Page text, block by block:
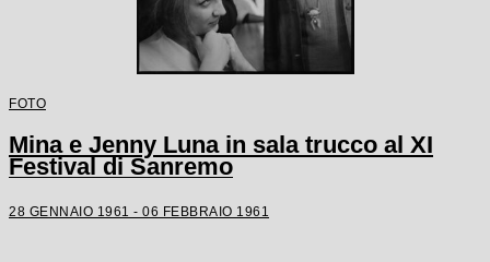
FOTO
Mina e Jenny Luna in sala trucco al XI
Festival di Sanremo
28 GENNAIO 1961 - 06 FEBBRAIO 1961